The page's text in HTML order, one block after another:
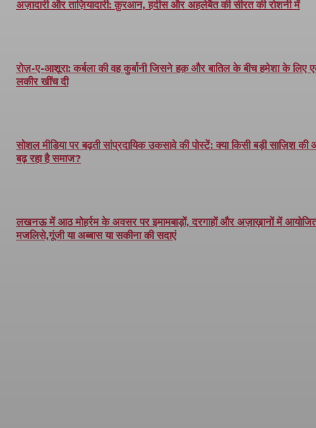
अज़ादारी और ताज़ियादारी: क़ुरआन, हदीस और अहलेबैत की सीरत की रोशनी में
रोज़-ए-आशूरा: कर्बला की वह कुर्बानी जिसने हक़ और बातिल के बीच हमेशा के लिए
लकीर खींच दी
सोशल मीडिया पर बढ़ती सांप्रदायिक उकसावे की पोस्टें: क्या किसी बड़ी साज़िश की
बढ़ रहा है समाज?
लखनऊ में आठ मोहर्रम के अवसर पर इमामबाड़ों, दरगाहों और अज़ाख़ानों में
मजलिसे,गूंजी या अब्बास या सकीना की सदाएं